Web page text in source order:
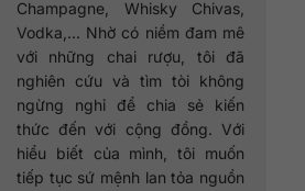
Champagne, Whisky Chivas,
Vodka,... Nhờ có niềm đam mê
với những chai rượu, tôi đã
nghiên cứu và tìm tòi không
ngừng nghỉ để chia sẻ kiến
thức đến với cộng đồng. Với
hiểu biết của mình, tôi muốn
tiếp tục sứ mệnh lan tỏa nguồn